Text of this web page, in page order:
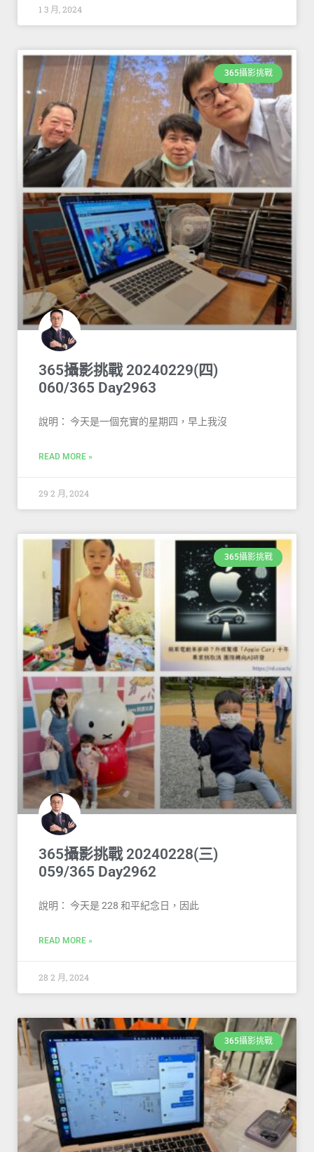
1 3 月, 2024
365攝影挑戰
365攝影挑戰 20240229(四)
060/365 Day2963
說明： 今天是一個充實的星期四，早上我沒
READ MORE »
29 2 月, 2024
365攝影挑戰
365攝影挑戰 20240228(三)
059/365 Day2962
說明： 今天是 228 和平紀念日，因此
READ MORE »
28 2 月, 2024
365攝影挑戰